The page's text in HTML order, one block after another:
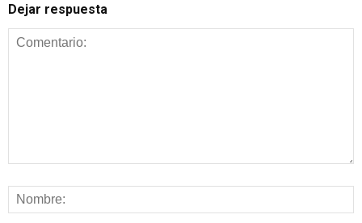
Dejar respuesta